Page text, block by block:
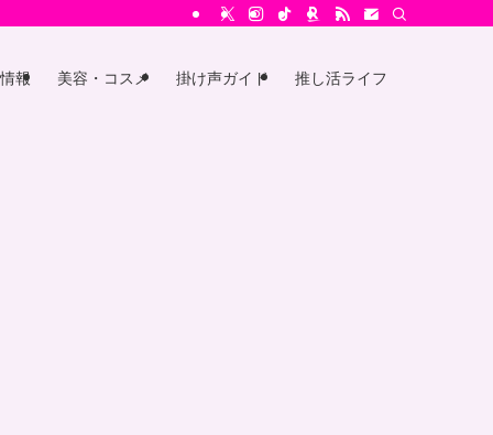
報 美容・コスメ 掛け声ガイド 推し活ライフ